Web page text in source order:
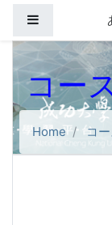
サイドパネル
コー
Home コー